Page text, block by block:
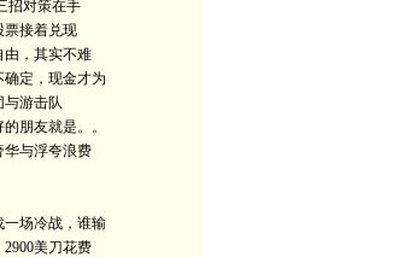
招对策在手
票接着兑现
由，其实不难
确定，现金才为
与游击队
朋友就是。。
华与浮夸浪费
一场冷战，谁输
2900美刀花费